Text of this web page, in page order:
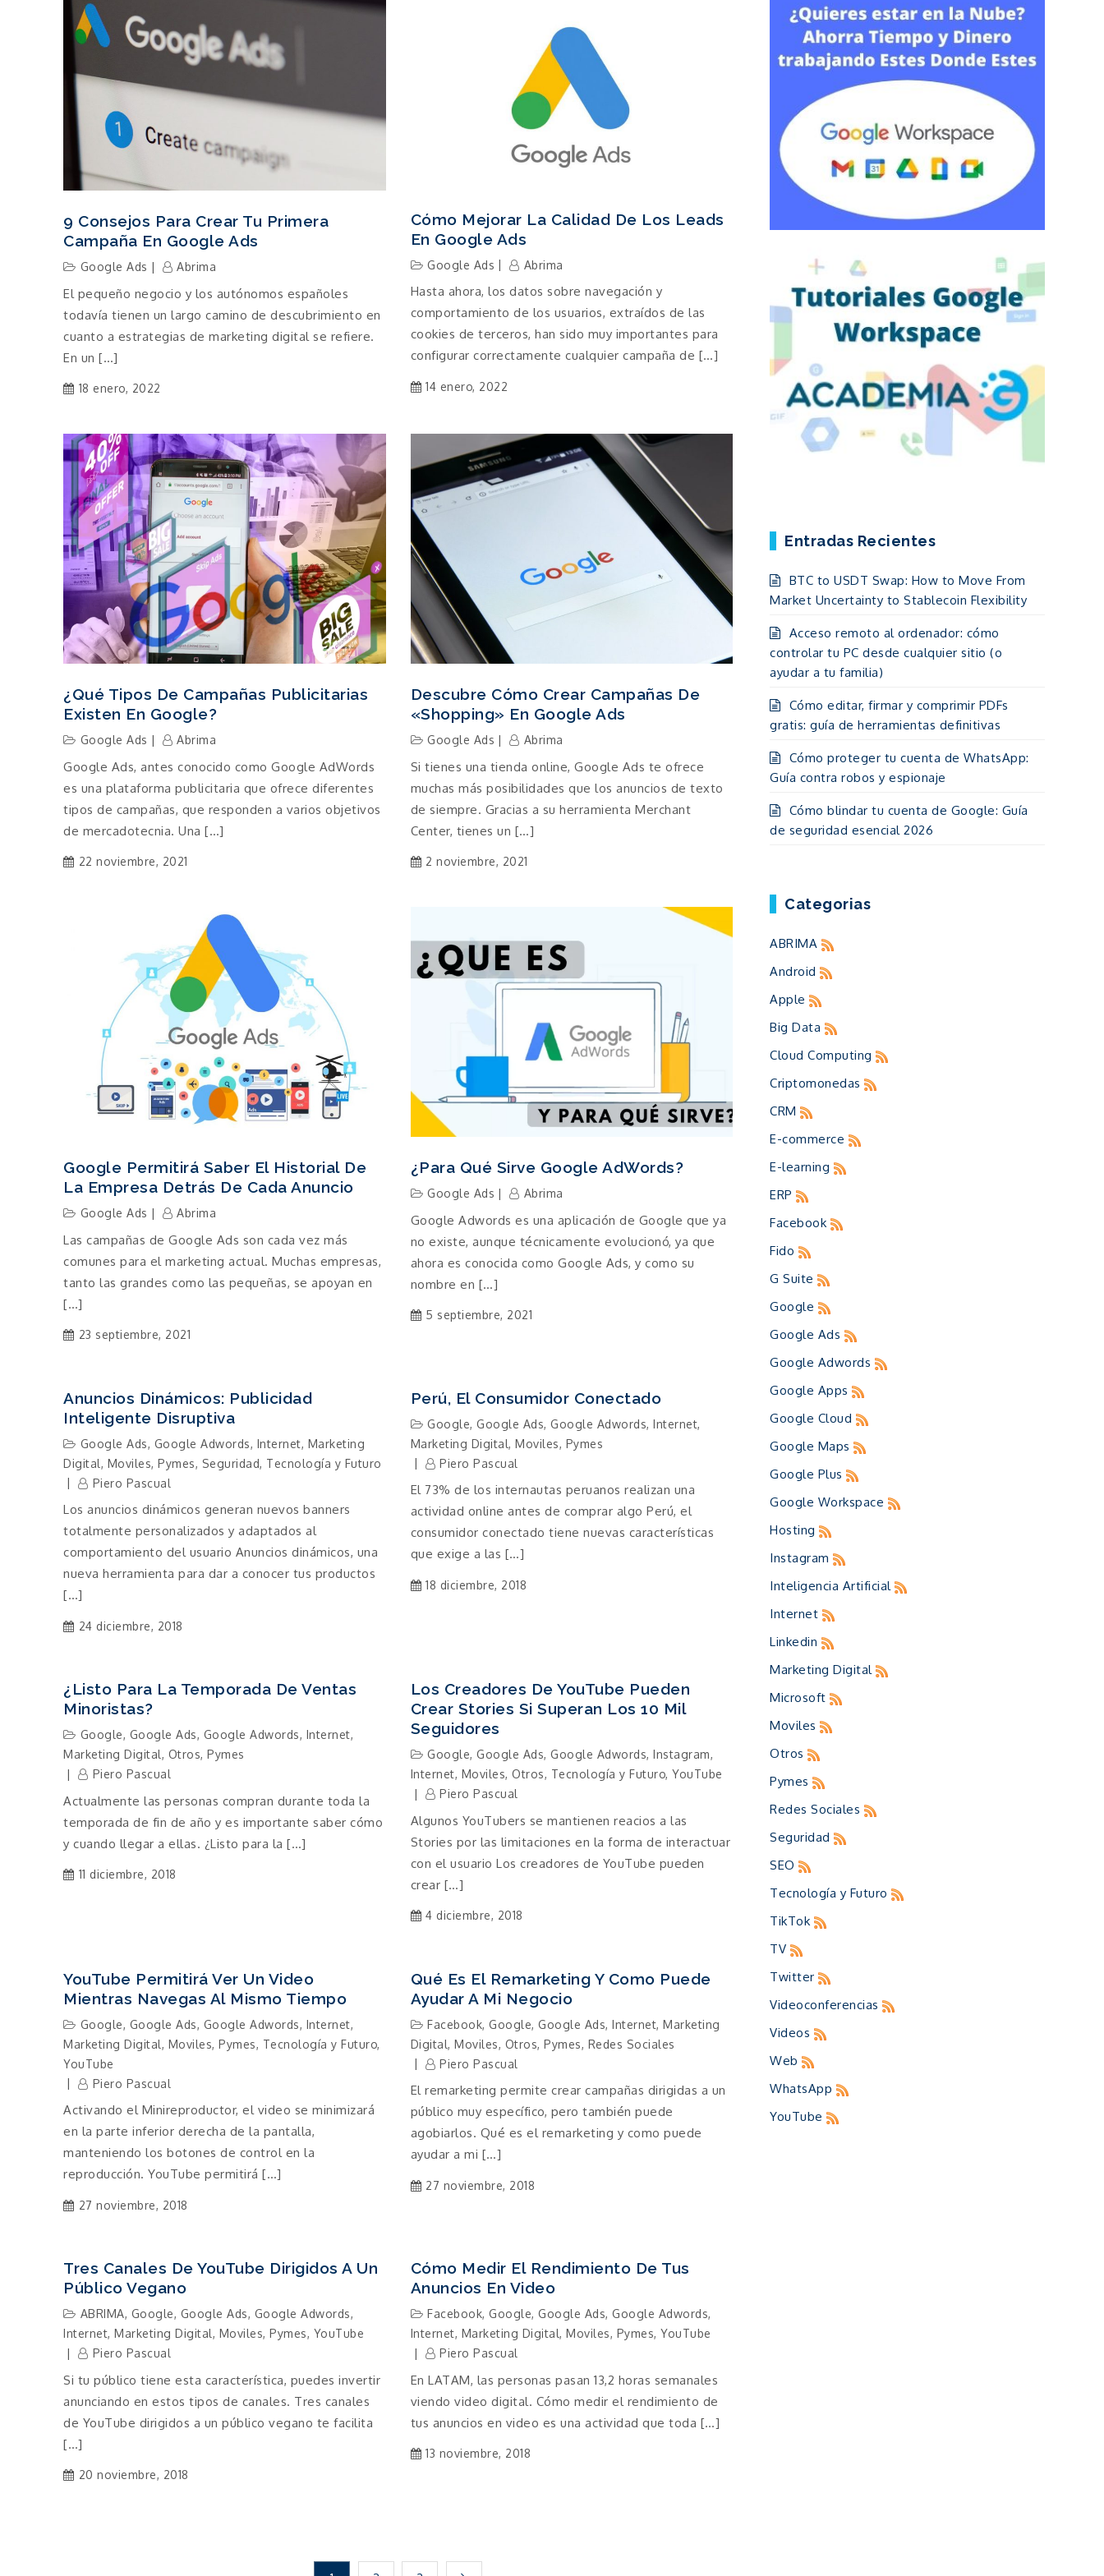
9 Consejos Para Crear Tu Primera
Campaña En Google Ads
Google Ads Abrima
El pequeño negocio y los autónomos españoles
todavía tienen un largo camino de descubrimiento en
cuanto a estrategias de marketing digital se refiere.
En un […]
18 enero, 2022
Cómo Mejorar La Calidad De Los Leads
En Google Ads
Google Ads Abrima
Hasta ahora, los datos sobre navegación y
comportamiento de los usuarios, extraídos de las
cookies de terceros, han sido muy importantes para
configurar correctamente cualquier campaña de […]
14 enero, 2022
¿Qué Tipos De Campañas Publicitarias
Existen En Google?
Google Ads Abrima
Google Ads, antes conocido como Google AdWords
es una plataforma publicitaria que ofrece diferentes
tipos de campañas, que responden a varios objetivos
de mercadotecnia. Una […]
22 noviembre, 2021
Descubre Cómo Crear Campañas De
«Shopping» En Google Ads
Google Ads Abrima
Si tienes una tienda online, Google Ads te ofrece
muchas más posibilidades que los anuncios de texto
de siempre. Gracias a su herramienta Merchant
Center, tienes un […]
2 noviembre, 2021
Google Permitirá Saber El Historial De
La Empresa Detrás De Cada Anuncio
Google Ads Abrima
Las campañas de Google Ads son cada vez más
comunes para el marketing actual. Muchas empresas,
tanto las grandes como las pequeñas, se apoyan en
[…]
23 septiembre, 2021
¿Para Qué Sirve Google AdWords?
Google Ads Abrima
Google Adwords es una aplicación de Google que ya
no existe, aunque técnicamente evolucionó, ya que
ahora es conocida como Google Ads, y como su
nombre en […]
5 septiembre, 2021
Anuncios Dinámicos: Publicidad
Inteligente Disruptiva
Google Ads, Google Adwords, Internet, Marketing
Digital, Moviles, Pymes, Seguridad, Tecnología y Futuro
Piero Pascual
Los anuncios dinámicos generan nuevos banners
totalmente personalizados y adaptados al
comportamiento del usuario Anuncios dinámicos, una
nueva herramienta para dar a conocer tus productos
[…]
24 diciembre, 2018
Perú, El Consumidor Conectado
Google, Google Ads, Google Adwords, Internet,
Marketing Digital, Moviles, Pymes
Piero Pascual
El 73% de los internautas peruanos realizan una
actividad online antes de comprar algo Perú, el
consumidor conectado tiene nuevas características
que exige a las […]
18 diciembre, 2018
¿Listo Para La Temporada De Ventas
Minoristas?
Google, Google Ads, Google Adwords, Internet,
Marketing Digital, Otros, Pymes
Piero Pascual
Actualmente las personas compran durante toda la
temporada de fin de año y es importante saber cómo
y cuando llegar a ellas. ¿Listo para la […]
11 diciembre, 2018
Los Creadores De YouTube Pueden
Crear Stories Si Superan Los 10 Mil
Seguidores
Google, Google Ads, Google Adwords, Instagram,
Internet, Moviles, Otros, Tecnología y Futuro, YouTube
Piero Pascual
Algunos YouTubers se mantienen reacios a las
Stories por las limitaciones en la forma de interactuar
con el usuario Los creadores de YouTube pueden
crear […]
4 diciembre, 2018
YouTube Permitirá Ver Un Video
Mientras Navegas Al Mismo Tiempo
Google, Google Ads, Google Adwords, Internet,
Marketing Digital, Moviles, Pymes, Tecnología y Futuro,
YouTube
Piero Pascual
Activando el Minireproductor, el video se minimizará
en la parte inferior derecha de la pantalla,
manteniendo los botones de control en la
reproducción. YouTube permitirá […]
27 noviembre, 2018
Qué Es El Remarketing Y Como Puede
Ayudar A Mi Negocio
Facebook, Google, Google Ads, Internet, Marketing
Digital, Moviles, Otros, Pymes, Redes Sociales
Piero Pascual
El remarketing permite crear campañas dirigidas a un
público muy específico, pero también puede
agobiarlos. Qué es el remarketing y como puede
ayudar a mi […]
27 noviembre, 2018
Tres Canales De YouTube Dirigidos A Un
Público Vegano
ABRIMA, Google, Google Ads, Google Adwords,
Internet, Marketing Digital, Moviles, Pymes, YouTube
Piero Pascual
Si tu público tiene esta característica, puedes invertir
anunciando en estos tipos de canales. Tres canales
de YouTube dirigidos a un público vegano te facilita
[…]
20 noviembre, 2018
Cómo Medir El Rendimiento De Tus
Anuncios En Video
Facebook, Google, Google Ads, Google Adwords,
Internet, Marketing Digital, Moviles, Pymes, YouTube
Piero Pascual
En LATAM, las personas pasan 13,2 horas semanales
viendo video digital. Cómo medir el rendimiento de
tus anuncios en video es una actividad que toda […]
13 noviembre, 2018
Entradas Recientes
BTC to USDT Swap: How to Move From
Market Uncertainty to Stablecoin Flexibility
Acceso remoto al ordenador: cómo
controlar tu PC desde cualquier sitio (o
ayudar a tu familia)
Cómo editar, firmar y comprimir PDFs
gratis: guía de herramientas definitivas
Cómo proteger tu cuenta de WhatsApp:
Guía contra robos y espionaje
Cómo blindar tu cuenta de Google: Guía
de seguridad esencial 2026
Categorias
ABRIMA
Android
Apple
Big Data
Cloud Computing
Criptomonedas
CRM
E-commerce
E-learning
ERP
Facebook
Fido
G Suite
Google
Google Ads
Google Adwords
Google Apps
Google Cloud
Google Maps
Google Plus
Google Workspace
Hosting
Instagram
Inteligencia Artificial
Internet
Linkedin
Marketing Digital
Microsoft
Moviles
Otros
Pymes
Redes Sociales
Seguridad
SEO
Tecnología y Futuro
TikTok
TV
Twitter
Videoconferencias
Videos
Web
WhatsApp
YouTube